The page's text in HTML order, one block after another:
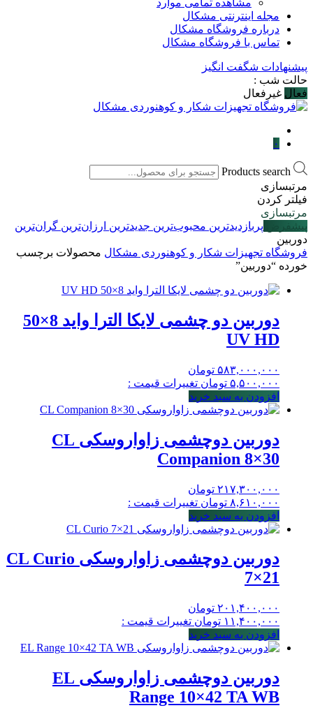
مشاهده تمامی موارد
مجله اینترنتی مشکال
درباره فروشگاه مشکال
تماس با فروشگاه مشکال
پیشنهادات شگفت انگیز
حالت شب :
فعال غیرفعال
۰
Products search
مرتبسازی
فیلتر کردن
مرتبسازی
پیشفرض پربازدیدترین محبوب‌ترین جدیدترین ارزان‌ترین گران‌ترین
دوربین
فروشگاه تجهیزات شکار و کوهنوردی مشکال محصولات برچسب
خورده “دوربین”
دوربین دو چشمی لایکا الترا واید 8×50
UV HD
۵۸۳,۰۰۰,۰۰۰ تومان
۵,۵۰۰,۰۰۰ تومان تغییرات قیمت :
افزودن به سبد خرید
دوربین دوچشمی زاواروسکی CL
Companion 8×30
۲۱۷,۳۰۰,۰۰۰ تومان
۸,۶۱۰,۰۰۰ تومان تغییرات قیمت :
افزودن به سبد خرید
دوربین دوچشمی زاواروسکی CL Curio
7×21
۲۰۱,۴۰۰,۰۰۰ تومان
۱۱,۴۰۰,۰۰۰ تومان تغییرات قیمت :
افزودن به سبد خرید
دوربین دوچشمی زاواروسکی EL
Range 10×42 TA WB